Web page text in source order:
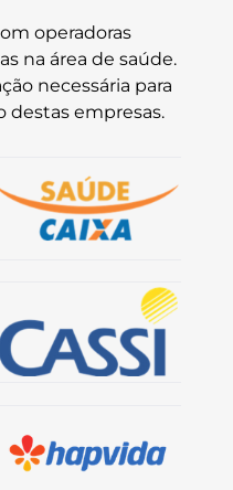
operadoras
na área de saúde.
necessária para
destas empresas.